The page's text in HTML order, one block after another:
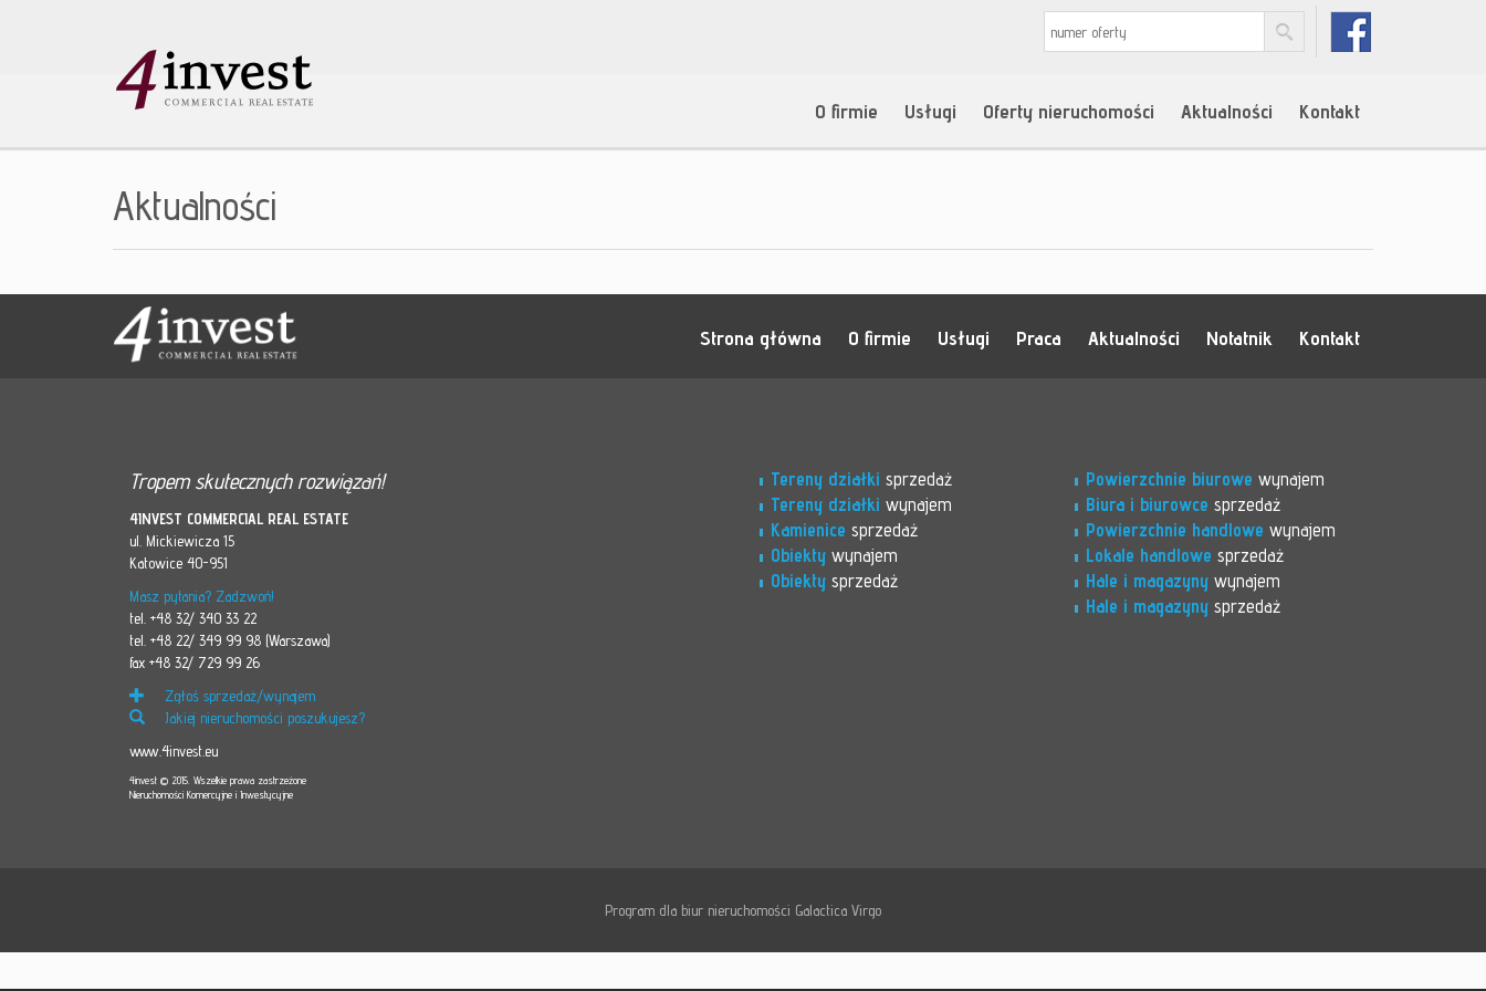
O firmie Usługi Oferty nieruchomości Aktualności Kontakt
Aktualności
Strona główna O firmie Usługi Praca Aktualności Notatnik Kontakt
Tropem skutecznych rozwiązań!
4INVEST COMMERCIAL REAL ESTATE
ul. Mickiewicza 15
Katowice 40-951
Masz pytania? Zadzwoń!
tel. +48 32/ 340 33 22
tel. +48 22/ 349 99 98 (Warszawa)
fax +48 32/ 729 99 26
Zgłoś sprzedaż/wynajem
Jakiej nieruchomości poszukujesz?
www.4invest.eu
4invest © 2015. Wszelkie prawa zastrzeżone
Nieruchomości Komercyjne i Inwestycyjne
Tereny działki sprzedaż
Tereny działki wynajem
Kamienice sprzedaż
Obiekty wynajem
Obiekty sprzedaż
Powierzchnie biurowe wynajem
Biura i biurowce sprzedaż
Powierzchnie handlowe wynajem
Lokale handlowe sprzedaż
Hale i magazyny wynajem
Hale i magazyny sprzedaż
Program dla biur nieruchomości Galactica Virgo